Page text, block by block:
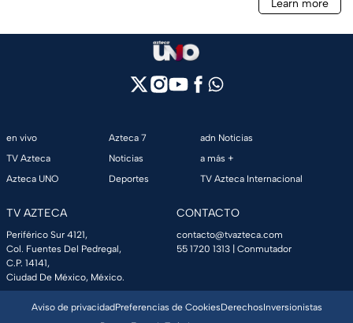
en vivo
TV Azteca
Azteca UNO
Azteca 7
Noticias
Deportes
adn Noticias
a más +
TV Azteca Internacional
TV AZTECA
Periférico Sur 4121,
Col. Fuentes Del Pedregal,
C.P. 14141,
Ciudad De México, México.
CONTACTO
contacto@tvazteca.com
55 1720 1313 | Conmutador
Aviso de privacidadPreferencias de CookiesDerechosInversionistas